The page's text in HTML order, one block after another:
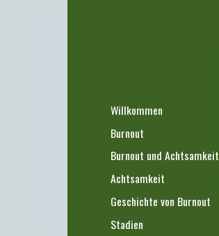
Willkommen
Burnout
Burnout und Achtsamkeit
Achtsamkeit
Geschichte von Burnout
Stadien